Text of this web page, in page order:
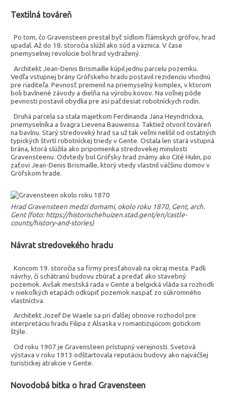
Textilná továreň
Po tom, čo Gravensteen prestal byť sídlom flámskych grófov, hrad
upadal. Až do 18. storočia slúžil ako súd a väznica. V čase
priemyselnej revolúcie bol hrad vydražený.
Architekt Jean-Denis Brismaille kúpil jednu parcelu pozemku.
Vedľa vstupnej brány Grófskeho hradu postavil rezidenciu vhodnú
pre riaditeľa. Pevnosť premenil na priemyselný komplex, v ktorom
boli bavlnené závody a dielňa na výrobu kovov. Na voľnej pôde
pevnosti postavil obydlia pre asi päťdesiat robotníckych rodín.
Druhá parcela sa stala majetkom Ferdinanda Jana Heyndrickxa,
priemyselníka a švagra Lievena Bauwensa. Taktiež otvoril továreň
na bavlnu. Starý stredoveký hrad sa už tak veľmi nelíšil od ostatných
typických štvrtí robotníckej triedy v Gente. Ostala len stará vstupná
brána, ktorá slúžila ako pripomienka stredovekej minulosti
Gravensteenu. Odvtedy bol Grófsky hrad známy ako Cité Hulin, po
zaťovi Jean-Denis Brismaille, ktorý vtedy vlastnil väčšinu domov v
Grófskom hrade.
Hrad Gravensteen medzi domami, okolo roku 1870, Gent, arch.
Gent (foto: https://historischehuizen.stad.gent/en/castle-
counts/history-and-stories)
Návrat stredovekého hradu
Koncom 19. storočia sa firmy presťahovali na okraj mesta. Padli
návrhy, či schátranú budovu zbúrať a predať ako stavebný
pozemok. Avšak mestská rada v Gente a belgická vláda sa rozhodli
v niekoľkých etapách odkúpiť pozemok naspäť zo súkromného
vlastníctva.
Architekt Jozef De Waele sa pri ďalšej obnove rozhodol pre
interpretáciu hradu Filipa z Alsaska v romantizujúcom gotickom
štýle.
Od roku 1907 je Gravensteen prístupný verejnosti. Svetová
výstava v roku 1913 odštartovala reputáciu budovy ako najväčšej
turistickej atrakcie v Gente.
Novodobá bitka o hrad Gravensteen